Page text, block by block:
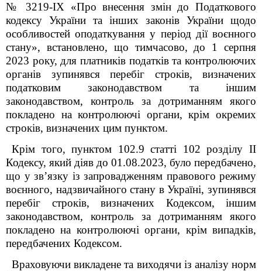
№ 3219-IX «Про внесення змін до Податкового
кодексу України та інших законів України щодо
особливостей оподаткування у період дії воєнного
стану», встановлено, що тимчасово, до 1 серпня
2023 року, для платників податків та контролюючих
органів зупинявся перебіг строків, визначених
податковим законодавством та іншим
законодавством, контроль за дотриманням якого
покладено на контролюючі органи, крім окремих
строків, визначених цим пунктом.
Крім того, пунктом 102.9 статті 102 розділу II
Кодексу, який діяв до 01.08.2023, було передбачено,
що у зв’язку із запровадженням правового режиму
воєнного, надзвичайного стану в Україні, зупинявся
перебіг строків, визначених Кодексом, іншим
законодавством, контроль за дотриманням якого
покладено на контролюючі органи, крім випадків,
передбачених Кодексом.
Враховуючи викладене та виходячи із аналізу норм